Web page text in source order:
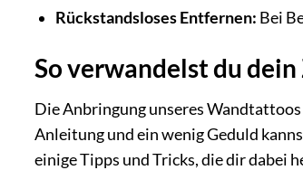
Rückstandsloses Entfernen: Bei
So verwandelst du
Die Anbringung unseres
Anleitung und ein wenig Geduld
einige Tipps und Tricks, die dir dabei